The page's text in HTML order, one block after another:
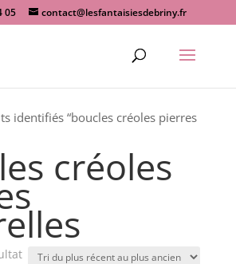
05 contact@lesfantaisiesdebriny.fr
identifiés “boucles créoles pierres
créoles